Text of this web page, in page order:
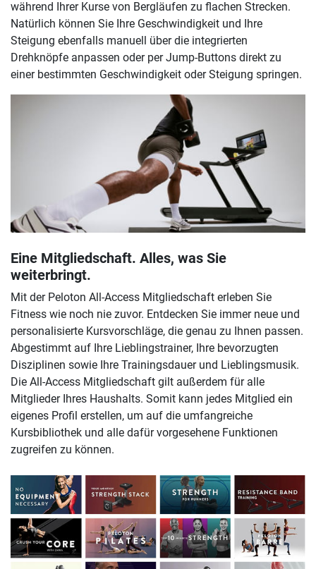
während Ihrer Kurse von Bergläufen zu flachen Strecken.
Natürlich können Sie Ihre Geschwindigkeit und Ihre
Steigung ebenfalls manuell über die integrierten
Drehknöpfe anpassen oder per Jump-Buttons direkt zu
einer bestimmten Geschwindigkeit oder Steigung springen.
Eine Mitgliedschaft. Alles, was Sie
weiterbringt.
Mit der Peloton All-Access Mitgliedschaft erleben Sie
Fitness wie noch nie zuvor. Entdecken Sie immer neue und
personalisierte Kursvorschläge, die genau zu Ihnen passen.
Abgestimmt auf Ihre Lieblingstrainer, Ihre bevorzugten
Disziplinen sowie Ihre Trainingsdauer und Lieblingsmusik.
Die All-Access Mitgliedschaft gilt außerdem für alle
Mitglieder Ihres Haushalts. Somit kann jedes Mitglied ein
eigenes Profil erstellen, um auf die umfangreiche
Kursbibliothek und alle dafür vorgesehene Funktionen
zugreifen zu können.